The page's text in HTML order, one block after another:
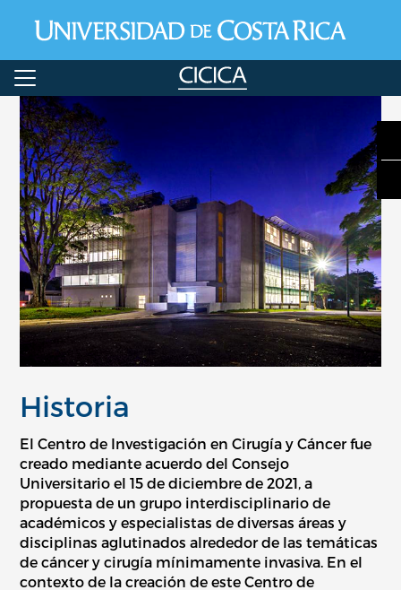
Image
Historia
El Centro de Investigación en Cirugía y Cáncer fue
creado mediante acuerdo del Consejo
Universitario el 15 de diciembre de 2021, a
propuesta de un grupo interdisciplinario de
académicos y especialistas de diversas áreas y
disciplinas aglutinados alrededor de las temáticas
de cáncer y cirugía mínimamente invasiva. En el
contexto de la creación de este Centro de